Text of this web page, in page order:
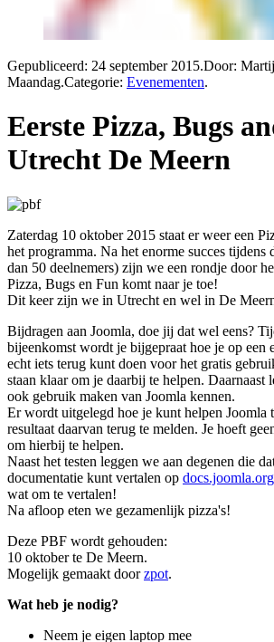
Gepubliceerd: 24 september 2015.Door:
Maandag.Categorie: Evenementen.
Eerste Pizza, Bugs
Utrecht De Meern
Zaterdag 10 oktober 2015 staat er weer een
het programma. Na het enorme succes tijdens
dan 50 deelnemers) zijn we een rondje door
Pizza, Bugs en Fun komt naar je toe!
Dit keer zijn we in Utrecht en wel in De
Bijdragen aan Joomla, doe jij dat wel eens?
bijeenkomst wordt je bijgepraat hoe je op een
echt iets terug kunt doen voor het gratis
staan klaar om je daarbij te helpen. Daarnaast
ook gebruik maken van Joomla kennen.
Er wordt uitgelegd hoe je kunt helpen Joomla
resultaat daarvan terug te melden. Je hoeft
om hierbij te helpen.
Naast het testen leggen we aan degenen die
documentatie kunt vertalen op docs.joomla.org
wat om te vertalen!
Na afloop eten we gezamenlijk pizza's!
Deze PBF wordt gehouden:
10 oktober te De Meern.
Mogelijk gemaakt doorzpot.
Wat heb je nodig?
Neem je eigen laptop mee